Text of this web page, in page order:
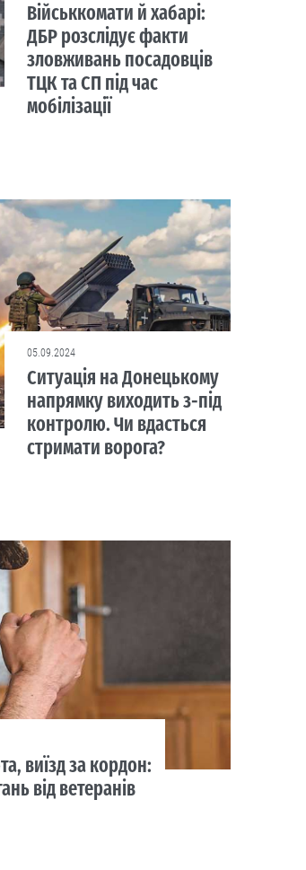
Військкомати й хабарі:
ДБР розслідує факти
зловживань посадовців
ТЦК та СП під час
мобілізації
05.09.2024
Ситуація на Донецькому
напрямку виходить з-під
контролю. Чи вдасться
стримати ворога?
виїзд за кордон:
від ветеранів